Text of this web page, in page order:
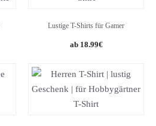
Lustige T-Shirts für Gamer
18.99€